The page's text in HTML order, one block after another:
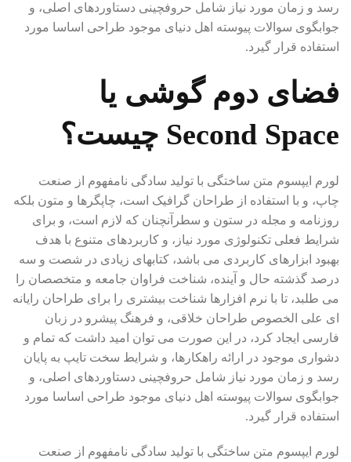
رسد و زمان مورد نیاز شامل حروفچینی دستاوردهای اصلی، و
جوابگوی سوالات پیوسته اهل دنیای موجود طراحی اساسا مورد
استفاده قرار گیرد.
فضای دوم گوشی یا
Second Space چیست؟
لورم ایپسوم متن ساختگی با تولید سادگی نامفهوم از صنعت
چاپ، و با استفاده از طراحان گرافیک است، چاپگرها و متون بلکه
روزنامه و مجله در ستون و سطرآنچنان که لازم است، و برای
شرایط فعلی تکنولوژی مورد نیاز، و کاربردهای متنوع با هدف
بهبود ابزارهای کاربردی می باشد، کتابهای زیادی در شصت و سه
درصد گذشته حال و آینده، شناخت فراوان جامعه و متخصصان را
می طلبد، تا با نرم افزارها شناخت بیشتری را برای طراحان رایانه
ای علی الخصوص طراحان خلاقی، و فرهنگ پیشرو در زبان
فارسی ایجاد کرد، در این صورت می توان امید داشت که تمام و
دشواری موجود در ارائه راهکارها، و شرایط سخت تایپ به پایان
رسد و زمان مورد نیاز شامل حروفچینی دستاوردهای اصلی، و
جوابگوی سوالات پیوسته اهل دنیای موجود طراحی اساسا مورد
استفاده قرار گیرد.
لورم ایپسوم متن ساختگی با تولید سادگی نامفهوم از صنعت